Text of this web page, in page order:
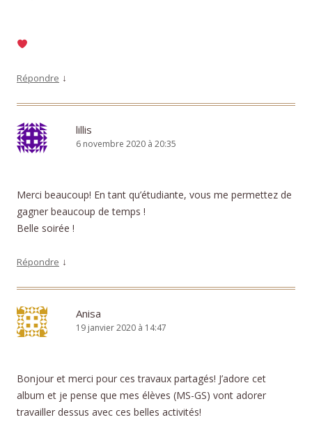
Répondre ↓
lillis
6 novembre 2020 à 20:35
Merci beaucoup! En tant qu’étudiante, vous me permettez de
gagner beaucoup de temps !
Belle soirée !
Répondre ↓
Anisa
19 janvier 2020 à 14:47
Bonjour et merci pour ces travaux partagés! J’adore cet
album et je pense que mes élèves (MS-GS) vont adorer
travailler dessus avec ces belles activités!